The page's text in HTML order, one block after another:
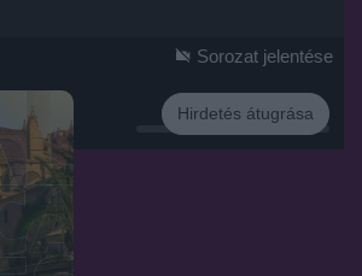
Hirdetés átugrása
Sorozat jelentése